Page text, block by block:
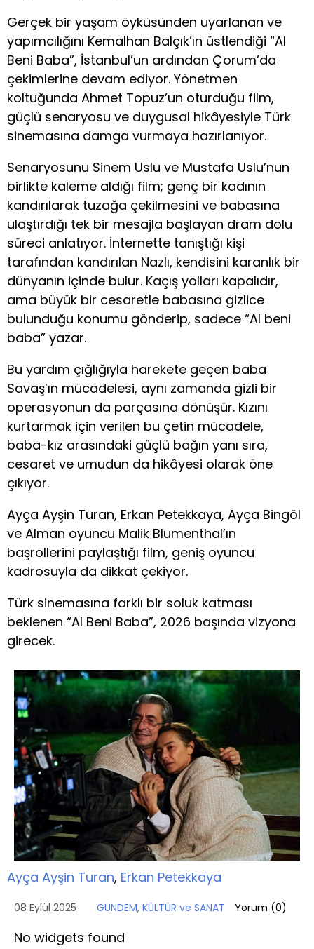
Gerçek bir yaşam öyküsünden uyarlanan ve
yapımcılığını Kemalhan Balçık’ın üstlendiği “Al
Beni Baba”, İstanbul’un ardından Çorum’da
çekimlerine devam ediyor. Yönetmen
koltuğunda Ahmet Topuz’un oturduğu film,
güçlü senaryosu ve duygusal hikâyesiyle Türk
sinemasına damga vurmaya hazırlanıyor.
Senaryosunu Sinem Uslu ve Mustafa Uslu’nun
birlikte kaleme aldığı film; genç bir kadının
kandırılarak tuzağa çekilmesini ve babasına
ulaştırdığı tek bir mesajla başlayan dram dolu
süreci anlatıyor. İnternette tanıştığı kişi
tarafından kandırılan Nazlı, kendisini karanlık bir
dünyanın içinde bulur. Kaçış yolları kapalıdır,
ama büyük bir cesaretle babasına gizlice
bulunduğu konumu gönderip, sadece “Al beni
baba” yazar.
Bu yardım çığlığıyla harekete geçen baba
Savaş’ın mücadelesi, aynı zamanda gizli bir
operasyonun da parçasına dönüşür. Kızını
kurtarmak için verilen bu çetin mücadele,
baba-kız arasındaki güçlü bağın yanı sıra,
cesaret ve umudun da hikâyesi olarak öne
çıkıyor.
Ayça Ayşin Turan, Erkan Petekkaya, Ayça Bingöl
ve Alman oyuncu Malik Blumenthal’ın
başrollerini paylaştığı film, geniş oyuncu
kadrosuyla da dikkat çekiyor.
Türk sinemasına farklı bir soluk katması
beklenen “Al Beni Baba”, 2026 başında vizyona
girecek.
Ayça Ayşin Turan, Erkan Petekkaya
08 Eylül 2025 GÜNDEM, KÜLTÜR ve SANAT Yorum (0)
No widgets found